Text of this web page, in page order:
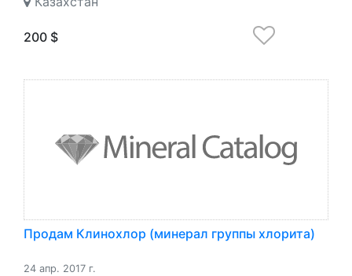
200 $
Продам Клинохлор (минерал группы хлорита)
24 апр. 2017 г.